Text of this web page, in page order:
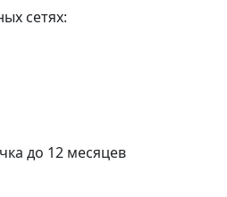
сетях:
до 12 месяцев